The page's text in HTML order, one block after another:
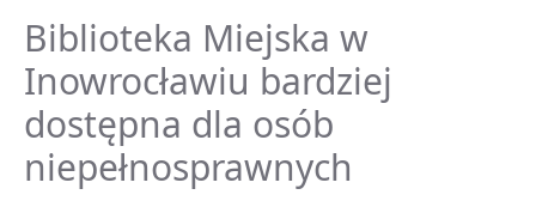
Biblioteka Miejska w
Inowrocławiu bardziej
dostępna dla osób
niepełnosprawnych